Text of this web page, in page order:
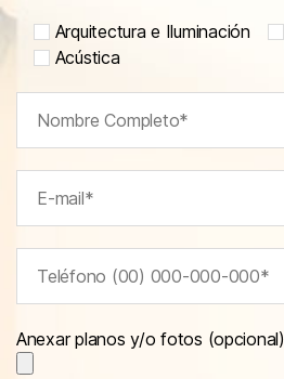
Arquitectura e Iluminación
Acústica
Anexar planos y/o fotos (opcional)